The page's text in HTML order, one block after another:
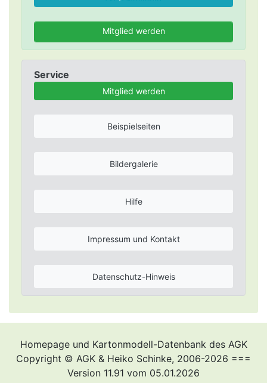
Mitglied werden
Service
Mitglied werden
Beispielseiten
Bildergalerie
Hilfe
Impressum und Kontakt
Datenschutz-Hinweis
Homepage und Kartonmodell-Datenbank des AGK
Copyright © AGK & Heiko Schinke, 2006-2026 ===
Version 11.91 vom 05.01.2026